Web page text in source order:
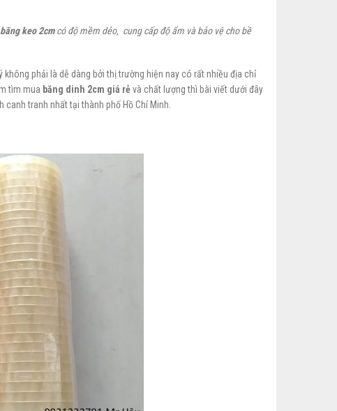
băng keo 2cmcó độ mềm dẻo, cung cấp độ ẩm và bảo vệ cho bề
không phải là dễ dàng bởi thị trường hiện nay có rất nhiều địa chỉ
tìm mua băng dinh 2cm giá rẻvà chất lượng thì bài viết dưới đây
tranh nhất tại thành phố Hồ Chí Minh.